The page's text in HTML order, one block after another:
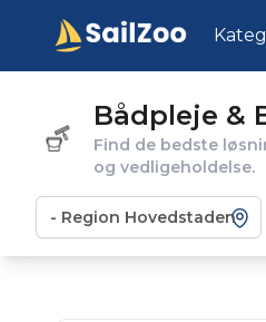
Bådpleje &
Find de bedste
og vedligeholdelse.